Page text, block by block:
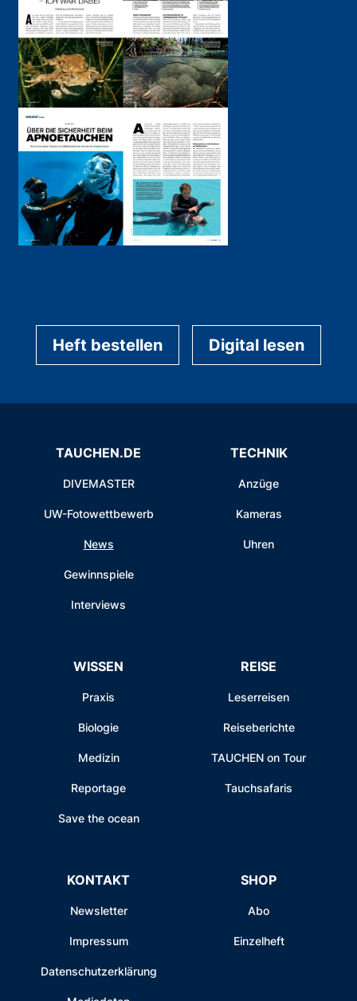
Heft bestellen Digital lesen
TAUCHEN.DE
DIVEMASTER
UW-Fotowettbewerb
News
Gewinnspiele
Interviews
TECHNIK
Anzüge
Kameras
Uhren
WISSEN
Praxis
Biologie
Medizin
Reportage
Save the ocean
REISE
Leserreisen
Reiseberichte
TAUCHEN on Tour
Tauchsafaris
KONTAKT
Newsletter
Impressum
Datenschutzerklärung
SHOP
Abo
Einzelheft